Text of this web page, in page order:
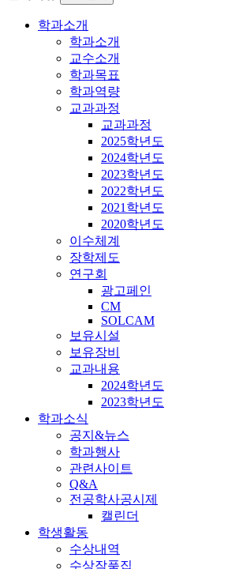
학과소개
학과소개
교수소개
학과목표
학과역량
교과과정
교과과정
2025학년도
2024학년도
2023학년도
2022학년도
2021학년도
2020학년도
이수체계
장학제도
연구회
광고페인
CM
SOLCAM
보유시설
보유장비
교과내용
2024학년도
2023학년도
학과소식
공지&뉴스
학과행사
관련사이트
Q&A
전공학사공시제
캘린더
학생활동
수상내역
수상작품집